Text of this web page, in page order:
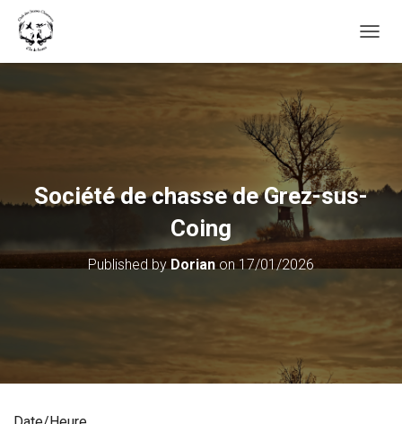
Société de chasse de Grez-sus-
Coing
Published byDorianon17/01/2026